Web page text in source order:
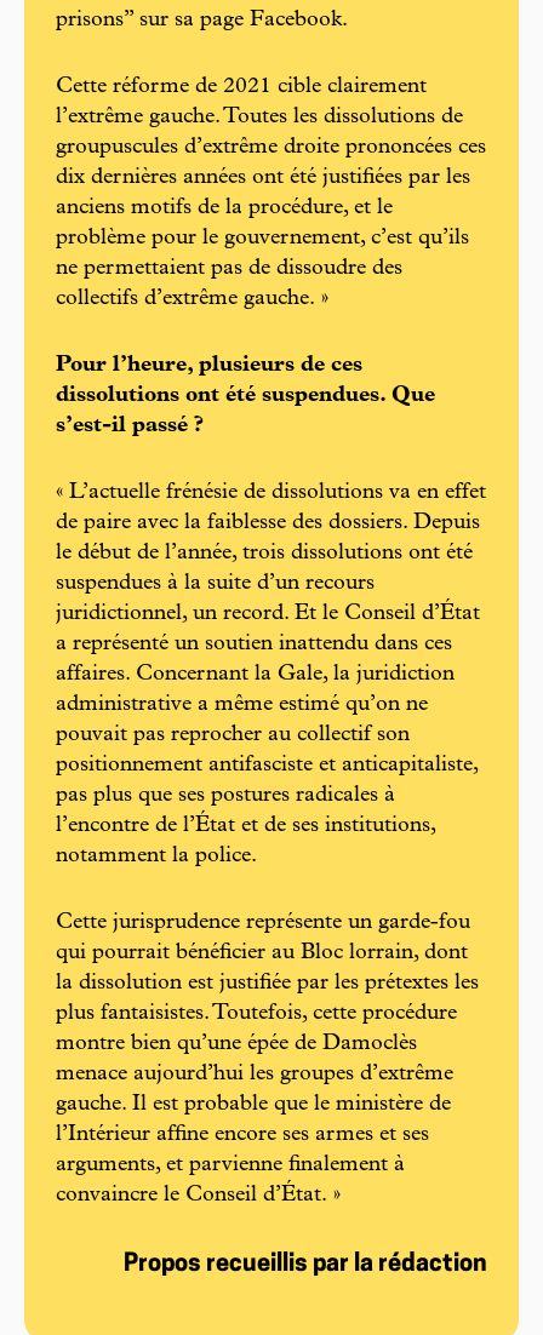
prisons” sur sa page Facebook.
Cette réforme de 2021 cible clairement
l’extrême gauche. Toutes les dissolutions de
groupuscules d’extrême droite prononcées ces
dix dernières années ont été justifiées par les
anciens motifs de la procédure, et le
problème pour le gouvernement, c’est qu’ils
ne permettaient pas de dissoudre des
collectifs d’extrême gauche. »
Pour l’heure, plusieurs de ces
dissolutions ont été suspendues. Que
s’est-il passé ?
« L’actuelle frénésie de dissolutions va en effet
de paire avec la faiblesse des dossiers. Depuis
le début de l’année, trois dissolutions ont été
suspendues à la suite d’un recours
juridictionnel, un record. Et le Conseil d’État
a représenté un soutien inattendu dans ces
affaires. Concernant la Gale, la juridiction
administrative a même estimé qu’on ne
pouvait pas reprocher au collectif son
positionnement antifasciste et anticapitaliste,
pas plus que ses postures radicales à
l’encontre de l’État et de ses institutions,
notamment la police.
Cette jurisprudence représente un garde-fou
qui pourrait bénéficier au Bloc lorrain, dont
la dissolution est justifiée par les prétextes les
plus fantaisistes. Toutefois, cette procédure
montre bien qu’une épée de Damoclès
menace aujourd’hui les groupes d’extrême
gauche. Il est probable que le ministère de
l’Intérieur affine encore ses armes et ses
arguments, et parvienne finalement à
convaincre le Conseil d’État. »
Propos recueillis par la rédaction